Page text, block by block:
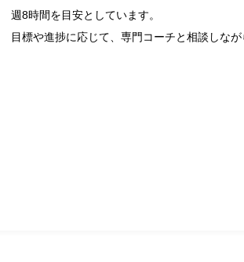
週8時間を目安としています。
目標や進捗に応じて、専門コーチと相談しな